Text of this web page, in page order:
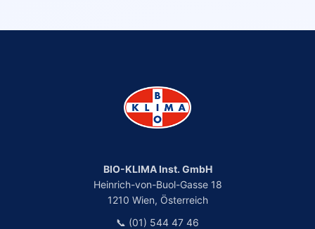
BIO-KLIMA Inst. GmbH
Heinrich-von-Buol-Gasse 18
1210 Wien, Österreich
📞 (01) 544 47 46